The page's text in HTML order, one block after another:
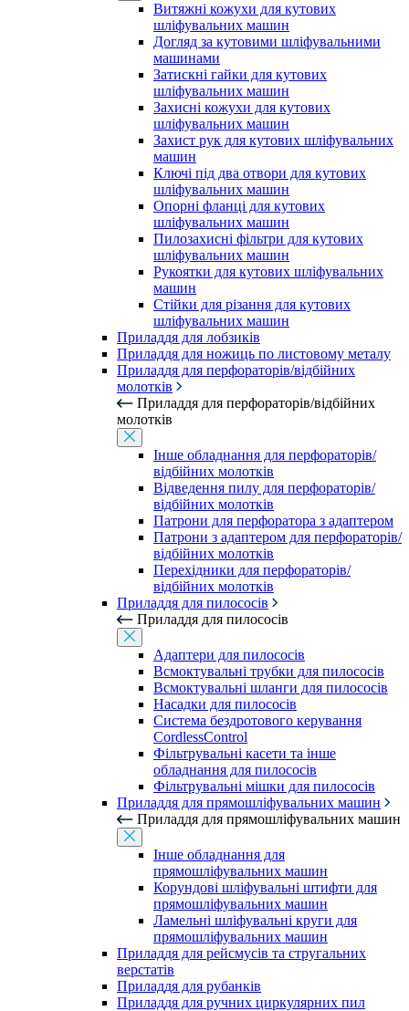
Витяжні кожухи для кутових
шліфувальних машин
Догляд за кутовими шліфувальними
машинами
Затискні гайки для кутових
шліфувальних машин
Захисні кожухи для кутових
шліфувальних машин
Захист рук для кутових шліфувальних
машин
Ключі під два отвори для кутових
шліфувальних машин
Опорні фланці для кутових
шліфувальних машин
Пилозахисні фільтри для кутових
шліфувальних машин
Рукоятки для кутових шліфувальних
машин
Стійки для різання для кутових
шліфувальних машин
Приладдя для лобзиків
Приладдя для ножиць по листовому металу
Приладдя для перфораторів/відбійних
молотків
Приладдя для перфораторів/відбійних
молотків
Інше обладнання для перфораторів/
відбійних молотків
Відведення пилу для перфораторів/
відбійних молотків
Патрони для перфоратора з адаптером
Патрони з адаптером для перфораторів/
відбійних молотків
Перехідники для перфораторів/
відбійних молотків
Приладдя для пилососів
Приладдя для пилососів
Адаптери для пилососів
Всмоктувальні трубки для пилососів
Всмоктувальні шланги для пилососів
Насадки для пилососів
Система бездротового керування
CordlessControl
Фільтрувальні касети та інше
обладнання для пилососів
Фільтрувальні мішки для пилососів
Приладдя для прямошліфувальних машин
Приладдя для прямошліфувальних машин
Інше обладнання для
прямошліфувальних машин
Корундові шліфувальні штифти для
прямошліфувальних машин
Ламельні шліфувальні круги для
прямошліфувальних машин
Приладдя для рейсмусів та стругальних
верстатів
Приладдя для рубанків
Приладдя для ручних циркулярних пил